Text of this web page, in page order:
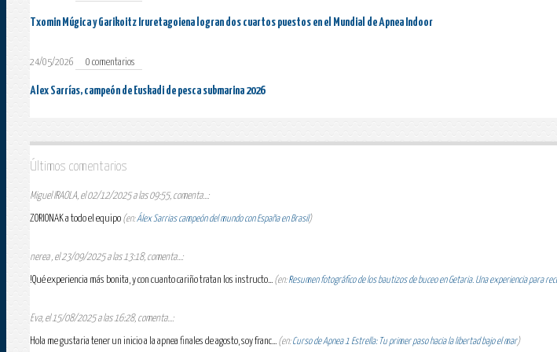
Txomin Múgica y Garikoitz Iruretagoiena logran dos cuartos puestos en el Mundial de Apnea Indoor
24/05/2026 0 comentarios
Alex Sarrías, campeón de Euskadi de pesca submarina 2026
Últimos comentarios
Miguel IRAOLA, el 02/12/2025 a las 09:55, comenta...:
ZORIONAK a todo el equipo (en:Álex Sarrias campeón del mundo con España en Brasil)
nerea , el 23/09/2025 a las 13:18, comenta...:
!Qué experiencia más bonita, y con cuanto cariño tratan los instructo... (en:Resumen fotográfico de los bautizos de buceo en Getaria. Una experiencia para
Eva, el 15/08/2025 a las 16:28, comenta...:
Hola me gustaria tener un inicio a la apnea finales de agosto, soy franc... (en:Curso de Apnea 1 Estrella: Tu primer paso hacia la libertad bajo el mar)